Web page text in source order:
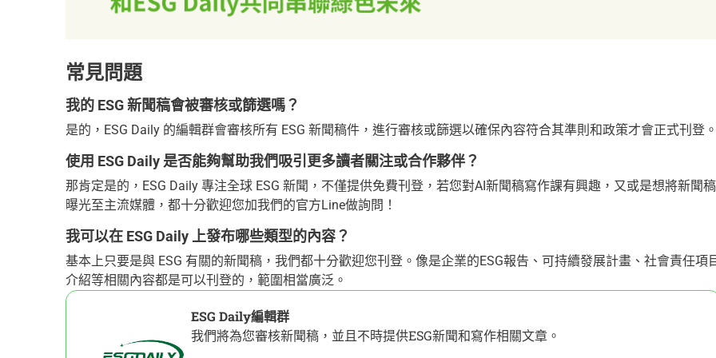
常見問題
我的 ESG 新聞稿會被審核或篩選嗎？
是的，ESG Daily 的編輯群會審核所有 ESG 新聞稿件，進行審核或篩選以確保內容符合其準則和政策才會正式刊登
使用 ESG Daily 是否能夠幫助我們吸引更多讀者關注或合作夥伴？
那肯定是的，ESG Daily 專注全球 ESG 新聞，不僅提供免費刊登，若您對AI新聞稿寫作課有興趣，又或是想將新聞稿
曝光至主流媒體，都十分歡迎您加我們的官方Line做詢問！
我可以在 ESG Daily 上發布哪些類型的內容？
基本上只要是與 ESG 有關的新聞稿，我們都十分歡迎您刊登。像是企業的ESG報告、可持續發展計畫、社會責任項
介紹等相關內容都是可以刊登的，範圍相當廣泛。
ESG Daily編輯群
我們將為您審核新聞稿，並且不時提供ESG新聞和寫作相關文章。